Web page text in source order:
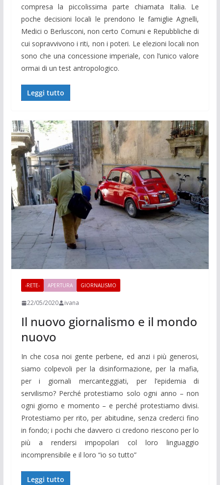
compresa la piccolissima parte chiamata Italia. Le
poche decisioni locali le prendono le famiglie Agnelli,
Medici o Berlusconi, non certo Comuni e Repubbliche di
cui sopravvivono i riti, non i poteri. Le elezioni locali non
sono che una concessione imperiale, con l’unico valore
ormai di un test antropologico.
Leggi tutto
-RETE- APERTURA GIORNALISMO
22/05/2020 ivana
Il nuovo giornalismo e il mondo
nuovo
In che cosa noi gente perbene, ed anzi i più generosi,
siamo colpevoli per la disinformazione, per la mafia,
per i giornali mercanteggiati, per l’epidemia di
servilismo? Perché protestiamo solo ogni anno – non
ogni giorno e momento – e perché protestiamo divisi.
Protestiamo per rito, per abitudine, senza crederci fino
in fondo; i pochi che davvero ci credono riescono per lo
più a rendersi impopolari col loro linguaggio
incomprensibile e il loro “io so tutto”
Leggi tutto